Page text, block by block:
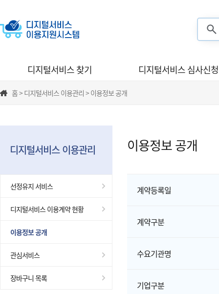
디지털서비스 찾기 디지털서비스 심사신청
홈 > 디지털서비스 이용관리 > 이용정보 공개
디지털서비스 이용관리
선정유지 서비스
디지털서비스 이용계약 현황
이용정보 공개
관심서비스
장바구니 목록
이용정보 공개
계약등록일
계약구분
수요기관명
기업구분